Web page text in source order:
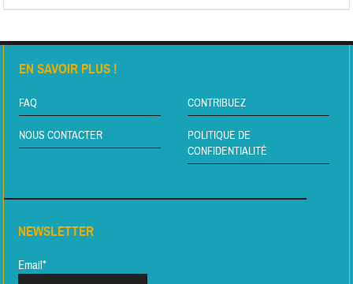
EN SAVOIR PLUS !
FAQ CONTRIBUEZ
NOUS CONTACTER
POLITIQUE DE
CONFIDENTIALITÉ
NEWSLETTER
Email*